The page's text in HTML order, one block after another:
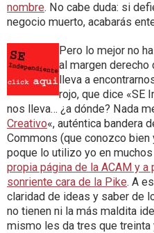
nombre. No cabe duda: si
negocio muerto, acabarás
Pero lo mejor no
al margen derecho
lleva a
rojo, que dice «SE
nos lleva… ¿a dónde? Nada
Creativo«, auténtica bandera
Commons (que conozco
poque lo utilizo yo en
propia página de la ACAM y
sonriente cara de la Pike. A
claridad de ideas y saber de
no tienen ni la más maldita
mismo les da tres que treinta